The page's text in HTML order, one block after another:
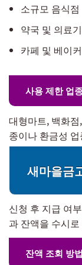
소규모 음식점
약국 및 의료
카페 및 베이
사용 제한 업
대형마트, 백화
종이나 환금성
새마을금
신청 후 지급 여
과 잔액을 수시
잔액 조회 방법